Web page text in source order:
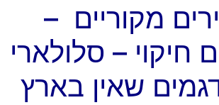
מקוריים –
חיקוי – סלולארי
שאין בארץ